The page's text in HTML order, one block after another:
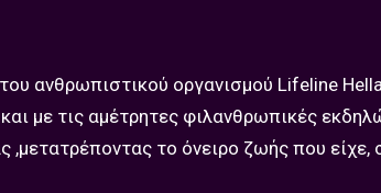
ανθρωπιστικού οργανισμού Lifeline
με τις αμέτρητες φιλανθρωπικές
,μετατρέποντας το όνειρο ζωής που